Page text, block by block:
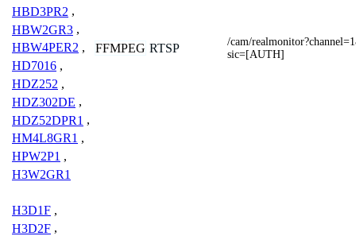
HBD3PR2 ,
HBW2GR3 ,
HBW4PER2 ,
HD7016 ,
HDZ252 ,
HDZ302DE ,
HDZ52DPR1 ,
HM4L8GR1 ,
HPW2P1 ,
H3W2GR1
FFMPEG RTSP
/cam/
sic=[AUTH]
H3D1F ,
H3D2F ,